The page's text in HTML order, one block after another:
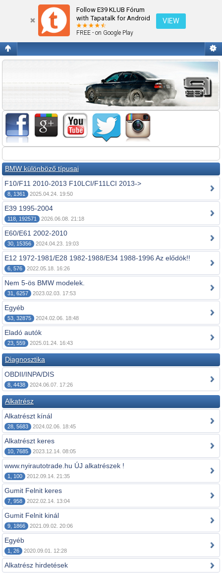
Follow E39 KLUB Fórum
with Tapatalk for Android
FREE - on Google Play
VIEW
Fórum kezdőlap megtekintése
BMW különböző típusai
F10/F11 2010-2013 F10LCI/F11LCI 2013->
8, 1361 2025.04.24. 19:50
E39 1995-2004
118, 192571 2026.06.08. 21:18
E60/E61 2002-2010
30, 15356 2024.04.23. 19:03
E12 1972-1981/E28 1982-1988/E34 1988-1996 Az elődök!!
6, 576 2022.05.18. 16:26
Nem 5-ös BMW modelek.
31, 6257 2023.02.03. 17:53
Egyéb
53, 32875 2024.02.06. 18:48
Eladó autók
23, 559 2025.01.24. 16:43
Diagnosztika
OBDII/INPA/DIS
8, 4438 2024.06.07. 17:26
Alkatrész
Alkatrészt kínál
28, 5683 2024.02.06. 18:45
Alkatrészt keres
10, 7685 2023.12.14. 08:05
www.nyirautotrade.hu ÚJ alkatrészek !
1, 100 2012.09.14. 21:35
Gumit Felnit keres
7, 958 2022.02.14. 13:04
Gumit Felnit kinál
9, 1866 2021.09.02. 20:06
Egyéb
1, 26 2020.09.01. 12:28
Alkatrész hirdetések